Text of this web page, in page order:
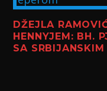
DŽEJLA
HENNYJEM: BH.
SA SRBIJANSKIM